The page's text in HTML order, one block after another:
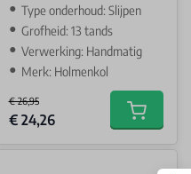
Type onderhoud: Slijpen
Grofheid: 13 tands
Verwerking: Handmatig
Merk: Holmenkol
€ 26,95
Special Price
€ 24,26 Add to